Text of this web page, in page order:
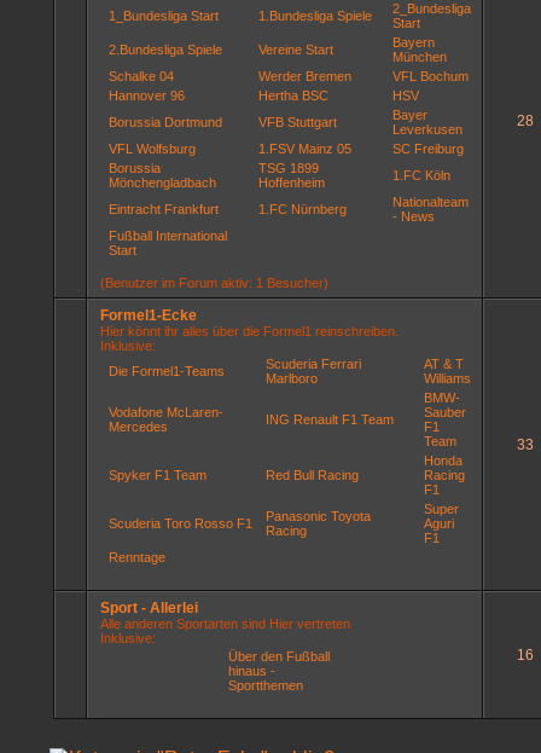
1_Bundesliga Start
1.Bundesliga Spiele
2_Bundesliga
Start
2.Bundesliga Spiele
Vereine Start
Bayern
München
Schalke 04
Werder Bremen
VFL Bochum
Hannover 96
Hertha BSC
HSV
Borussia Dortmund
VFB Stuttgart
Bayer
Leverkusen
VFL Wolfsburg
1.FSV Mainz 05
SC Freiburg
Borussia
Mönchengladbach
TSG 1899
Hoffenheim
1.FC Köln
Eintracht Frankfurt 1.FC Nürnberg
Nationalteam
- News
Fußball International
Start
(Benutzer im Forum aktiv: 1 Besucher)
28
Formel1-Ecke
Hier könnt ihr alles über die Formel1 reinschreiben.
Inklusive:
Die Formel1-Teams
Scuderia Ferrari
Marlboro
AT & T
Williams
Vodafone McLaren-
Mercedes
ING Renault F1 Team
BMW-
Sauber
F1
Team
Spyker F1 Team Red Bull Racing
Honda
Racing
F1
Scuderia Toro Rosso F1
Panasonic Toyota
Racing
Super
Aguri
F1
Renntage
33
Sport - Allerlei
Alle anderen Sportarten sind Hier vertreten
Inklusive:
Über den Fußball
hinaus -
Sportthemen
16